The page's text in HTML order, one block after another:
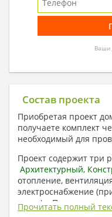
Ваши
Состав проекта
Приобретая проект
получаете комплект
необходимый для
Проект содержит три
Архитектурный,
отопление,
электроснабжение
плату) +
Прочитать полный